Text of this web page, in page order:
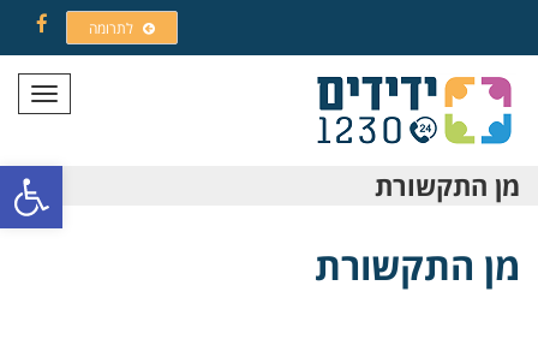
פתח
לתרומה
תפריט
מן התקשורת
מן התקשורת